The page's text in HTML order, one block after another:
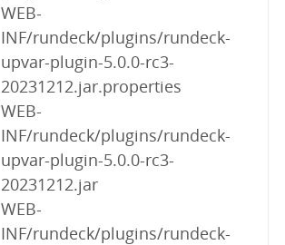
WEB-
INF/rundeck/plugins/rundeck-
upvar-plugin-5.0.0-rc3-
20231212.jar.properties
WEB-
INF/rundeck/plugins/rundeck-
upvar-plugin-5.0.0-rc3-
20231212.jar
WEB-
INF/rundeck/plugins/rundeck-